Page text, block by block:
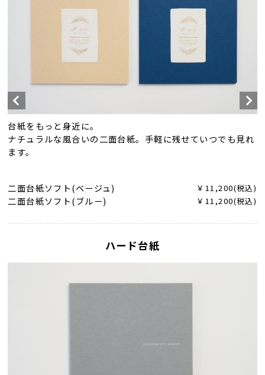
台紙をもっと身近に。
ナチュラルな風合いの二面台紙。手軽に残せていつでも見れ
ます。
二面台紙ソフト(ベージュ) ￥11,200(税込)
二面台紙ソフト(ブルー) ￥11,200(税込)
ハード台紙